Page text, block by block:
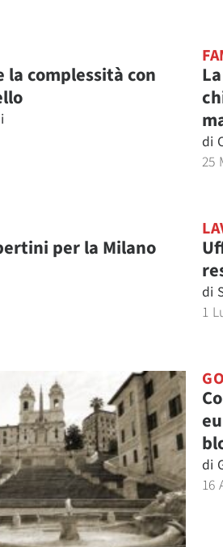
complessità con
di
25
per la Milano
di
1
di
16